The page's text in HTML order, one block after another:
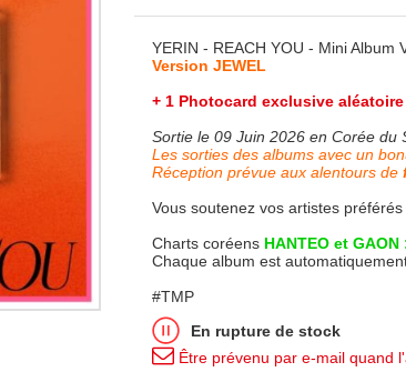
YERIN - REACH YOU - Mini Album
Version JEWEL
+ 1 Photocard exclusive
Sortie le 09 Juin 2026 en Corée du
Les sorties des albums avec un
Réception prévue aux alentours de
Vous soutenez vos artistes
Charts coréens HANTEO et GAON
Chaque album est
#TMP
En rupture de stock
Être prévenu par e-mail quand